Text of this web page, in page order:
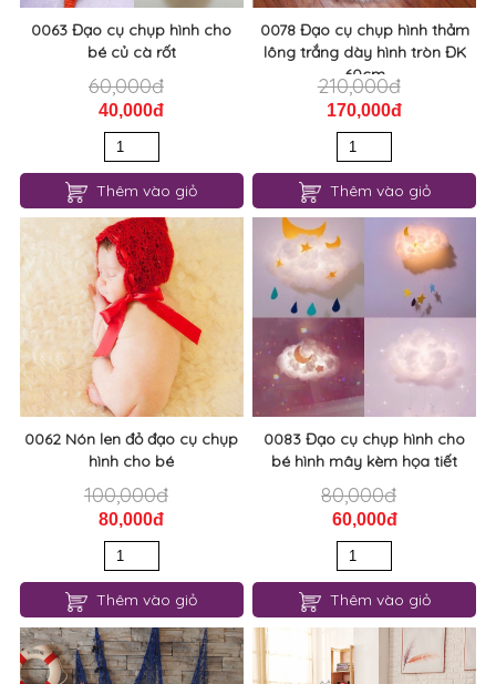
0063 Đạo cụ chụp hình cho
bé củ cà rốt
60,000đ
40,000đ
Thêm vào giỏ
0078 Đạo cụ chụp hình thảm
lông trắng dày hình tròn ĐK
60cm
210,000đ
170,000đ
Thêm vào giỏ
0062 Nón len đỏ đạo cụ chụp
hình cho bé
100,000đ
80,000đ
Thêm vào giỏ
0083 Đạo cụ chụp hình cho
bé hình mây kèm họa tiết
80,000đ
60,000đ
Thêm vào giỏ